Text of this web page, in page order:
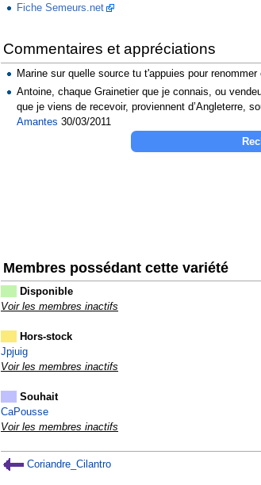
Fiche Semeurs.net
Commentaires et appréciations
Marine sur quelle source tu t'appuies pour
Antoine, chaque Grainetier que je connais, ou
que je viens de recevoir, proviennent
Amantes 30/03/2011
Membres possédant cette variété
Disponible
Voir les membres inactifs
Hors-stock
Jpjuig
Voir les membres inactifs
Souhait
CaPousse
Voir les membres inactifs
Coriandre_Cilantro